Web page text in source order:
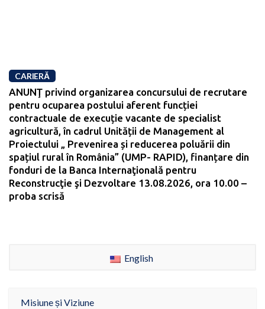
CARIERĂ
ANUNŢ privind organizarea concursului de recrutare
pentru ocuparea postului aferent funcției
contractuale de execuție vacante de specialist
agricultură, în cadrul Unității de Management al
Proiectului „ Prevenirea și reducerea poluării din
spațiul rural în România” (UMP- RAPID), finanțare din
fonduri de la Banca Internaţională pentru
Reconstrucţie şi Dezvoltare 13.08.2026, ora 10.00 –
proba scrisă
English
Misiune și Viziune